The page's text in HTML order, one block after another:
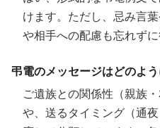
けます。ただし、忌み言
や相手への配慮も忘れずに
弔電のメッセージはどのよ
ご遺族との関係性（親族
や、送るタイミング（通